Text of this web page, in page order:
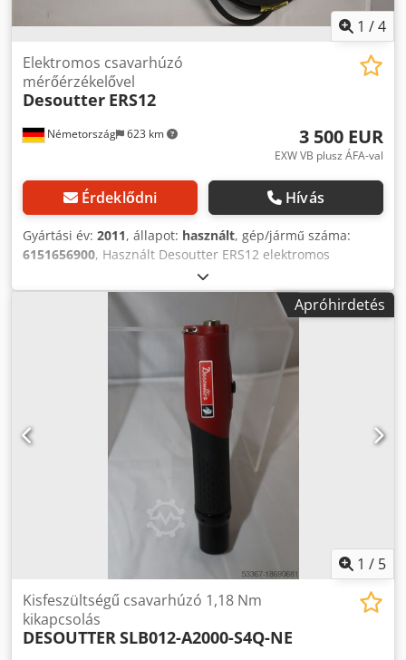
1 /4
Németország 623 km
Elektromos csavarhúzó
mérőérzékelővel
Desoutter ERS12
3 500 EUR
EXW VB plusz ÁFA-val
Érdeklődni Hívás
Gyártási év: 2011, állapot: használt, gép/jármű száma:
6151656900, Használt Desoutter ERS12 elektromos
csavarhúzó beépített érzékelővel csatlakozó kábellel
Dcjdpfx Amovtf R Aj Eek minden további tartozék nélkül
alkalmas Desoutter CVIR II - csavaros vezérléshez Kimenet:
Hex 1/4F" Nyomaték: Min.: 1,5 Nm Max.: 12 Nm Alapjárati
fordulatszám: 950 ford./perc Súly: 0,7 kg
Apróhirdetés
1 / 5
Kisfeszültségű csavarhúzó 1,18 Nm
kikapcsolás
DESOUTTERSLB012-A2000-S4Q-NE